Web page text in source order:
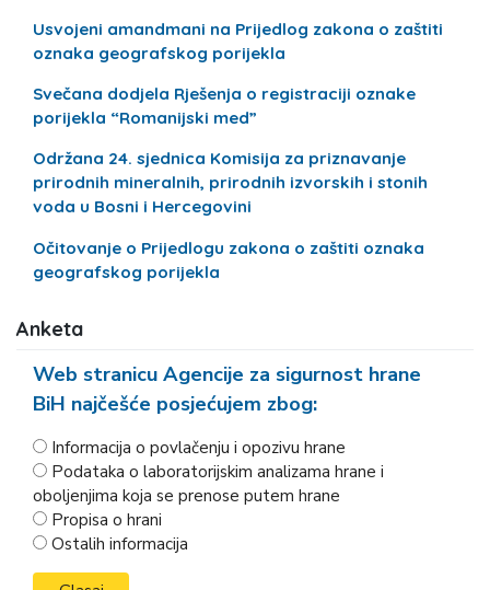
Usvojeni amandmani na Prijedlog zakona o zaštiti
oznaka geografskog porijekla
Svečana dodjela Rješenja o registraciji oznake
porijekla “Romanijski med”
Održana 24. sjednica Komisija za priznavanje
prirodnih mineralnih, prirodnih izvorskih i stonih
voda u Bosni i Hercegovini
Očitovanje o Prijedlogu zakona o zaštiti oznaka
geografskog porijekla
Anketa
Web stranicu Agencije za sigurnost hrane
BiH najčešće posjećujem zbog:
Informacija o povlačenju i opozivu hrane
Podataka o laboratorijskim analizama hrane i
oboljenjima koja se prenose putem hrane
Propisa o hrani
Ostalih informacija